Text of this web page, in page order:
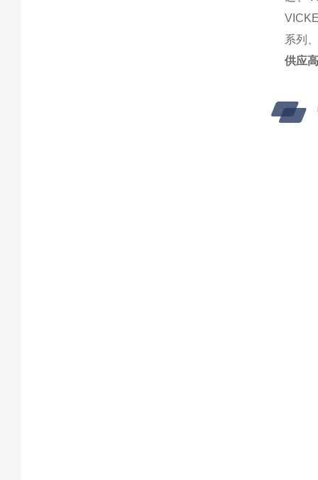
系列
供应